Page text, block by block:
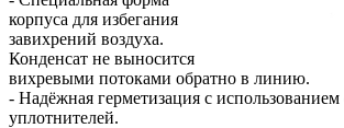
корпуса для избегания
завихрений воздуха.
Конденсат не выносится
вихревыми потоками обратно в линию.
- Надёжная герметизация с
уплотнителей.